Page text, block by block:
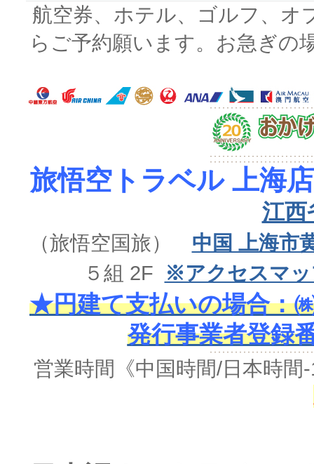
航空券、ホテル、ゴルフ、オ
らご予約願います。お急ぎの
旅悟空トラベル 上海店
江西
（旅悟空国旅） 中国 上海市
５組 2F
※アクセスマ
★円建て支払いの場合：
発行事業者登録
営業時間《中国時間/日本時間